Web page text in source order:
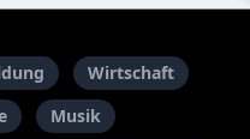
Wirtschaft
Musik